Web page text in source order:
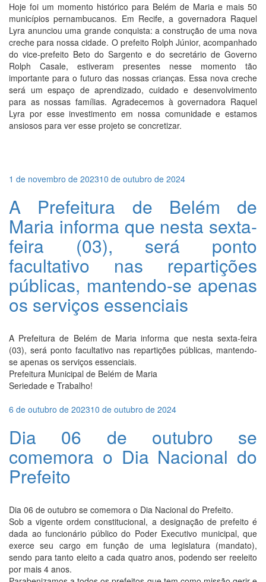
Hoje foi um momento histórico para Belém de Maria e mais 50
municípios pernambucanos. Em Recife, a governadora Raquel
Lyra anunciou uma grande conquista: a construção de uma nova
creche para nossa cidade. O prefeito Rolph Júnior, acompanhado
do vice-prefeito Beto do Sargento e do secretário de Governo
Rolph Casale, estiveram presentes nesse momento tão
importante para o futuro das nossas crianças. Essa nova creche
será um espaço de aprendizado, cuidado e desenvolvimento
para as nossas famílias. Agradecemos à governadora Raquel
Lyra por esse investimento em nossa comunidade e estamos
ansiosos para ver esse projeto se concretizar.
Publicado
1 de novembro de 202310 de outubro de 2024
A Prefeitura de Belém de
Maria informa que nesta sexta-
feira (03), será ponto
facultativo nas repartições
públicas, mantendo-se apenas
os serviços essenciais
A Prefeitura de Belém de Maria informa que nesta sexta-feira
(03), será ponto facultativo nas repartições públicas, mantendo-
se apenas os serviços essenciais.
Prefeitura Municipal de Belém de Maria
Seriedade e Trabalho!
Publicado
6 de outubro de 202310 de outubro de 2024
Dia 06 de outubro se
comemora o Dia Nacional do
Prefeito
Dia 06 de outubro se comemora o Dia Nacional do Prefeito.
Sob a vigente ordem constitucional, a designação de prefeito é
dada ao funcionário público do Poder Executivo municipal, que
exerce seu cargo em função de uma legislatura (mandato),
sendo para tanto eleito a cada quatro anos, podendo ser reeleito
por mais 4 anos.